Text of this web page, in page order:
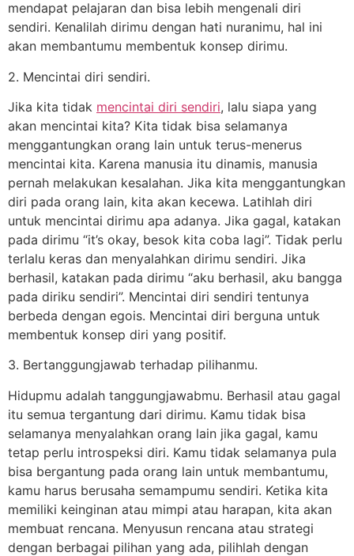
mendapat pelajaran dan bisa lebih mengenali diri
sendiri. Kenalilah dirimu dengan hati nuranimu, hal ini
akan membantumu membentuk konsep dirimu.
2. Mencintai diri sendiri.
Jika kita tidak mencintai diri sendiri, lalu siapa yang
akan mencintai kita? Kita tidak bisa selamanya
menggantungkan orang lain untuk terus-menerus
mencintai kita. Karena manusia itu dinamis, manusia
pernah melakukan kesalahan. Jika kita menggantungkan
diri pada orang lain, kita akan kecewa. Latihlah diri
untuk mencintai dirimu apa adanya. Jika gagal, katakan
pada dirimu “it’s okay, besok kita coba lagi”. Tidak perlu
terlalu keras dan menyalahkan dirimu sendiri. Jika
berhasil, katakan pada dirimu “aku berhasil, aku bangga
pada diriku sendiri”. Mencintai diri sendiri tentunya
berbeda dengan egois. Mencintai diri berguna untuk
membentuk konsep diri yang positif.
3. Bertanggungjawab terhadap pilihanmu.
Hidupmu adalah tanggungjawabmu. Berhasil atau gagal
itu semua tergantung dari dirimu. Kamu tidak bisa
selamanya menyalahkan orang lain jika gagal, kamu
tetap perlu introspeksi diri. Kamu tidak selamanya pula
bisa bergantung pada orang lain untuk membantumu,
kamu harus berusaha semampumu sendiri. Ketika kita
memiliki keinginan atau mimpi atau harapan, kita akan
membuat rencana. Menyusun rencana atau strategi
dengan berbagai pilihan yang ada, pilihlah dengan